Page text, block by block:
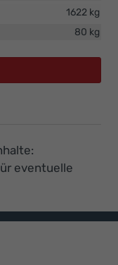
1622 kg
80 kg
eventuelle